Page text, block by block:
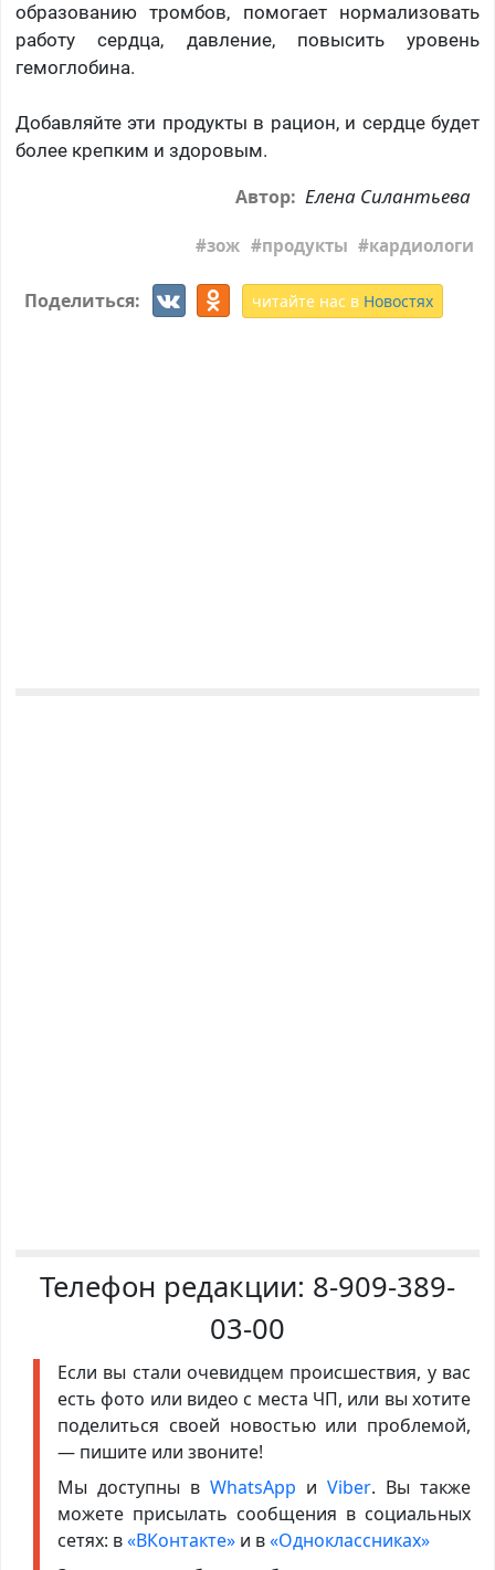
образованию тромбов, помогает нормализовать
работу сердца, давление, повысить уровень
гемоглобина.
Добавляйте эти продукты в рацион, и сердце будет
более крепким и здоровым.
Автор: Елена Силантьева
зож продукты кардиологи
Поделиться: читайте нас в Новостях
Телефон редакции: 8-909-389-
03-00
Если вы стали очевидцем происшествия, у вас
есть фото или видео с места ЧП, или вы хотите
поделиться своей новостью или проблемой,
— пишите или звоните!
Мы доступны в WhatsApp иViber. Вы также
можете присылать сообщения в социальных
сетях: в«ВКонтакте»и в«Одноклассниках»